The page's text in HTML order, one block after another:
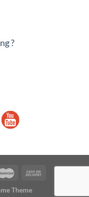
?
Theme